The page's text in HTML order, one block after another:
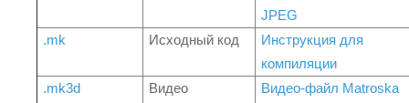
JPEG
.mk
Исходный код
Инструкция для
компиляции
.mk3d
Видео
Видео-файл Matroska